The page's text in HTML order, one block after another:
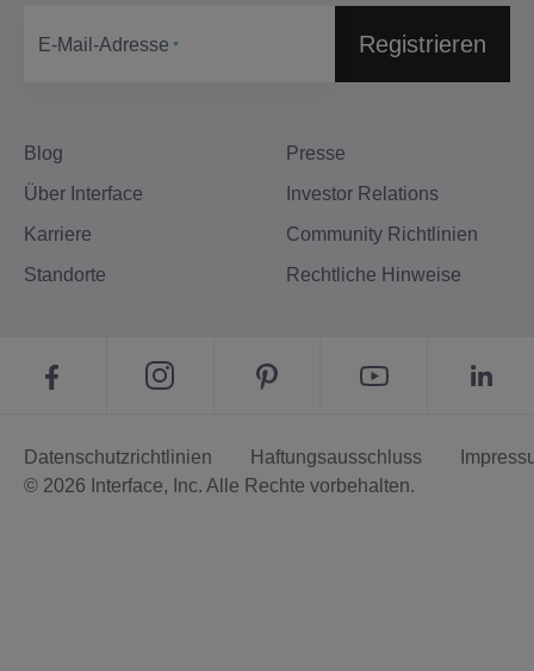
Blog
Über Interface
Karriere
Standorte
Presse
Investor Relations
Community Richtlinien
Rechtliche Hinweise
E-Mail-Adresse Registrieren
Datenschutzrichtlinien Haftungsausschluss
© 2026 Interface, Inc. Alle Rechte vorbehalten.